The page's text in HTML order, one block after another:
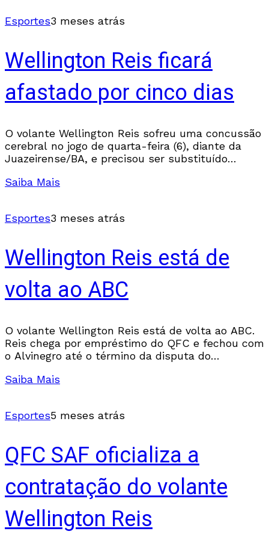
Esportes3 meses atrás
Wellington Reis ficará
afastado por cinco dias
O volante Wellington Reis sofreu uma concussão
cerebral no jogo de quarta-feira (6), diante da
Juazeirense/BA, e precisou ser substituído
sob os
Saiba Mais
Esportes3 meses atrás
Wellington Reis está de
volta ao ABC
O volante Wellington Reis está de volta ao ABC.
Reis chega por empréstimo do QFC e fechou com
o Alvinegro até o término da disputa do
Saiba Mais
Esportes5 meses atrás
QFC SAF oficializa a
contratação do volante
Wellington Reis